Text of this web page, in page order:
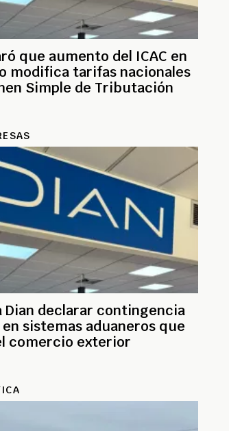
que aumento del ICAC en
modifica tarifas nacionales
Simple de Tributación
Dian declarar contingencia
sistemas aduaneros que
comercio exterior